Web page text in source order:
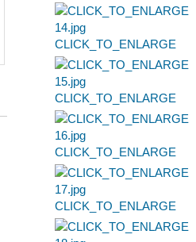
CLICK_TO_ENLARGE
CLICK_TO_ENLARGE
CLICK_TO_ENLARGE
CLICK_TO_ENLARGE